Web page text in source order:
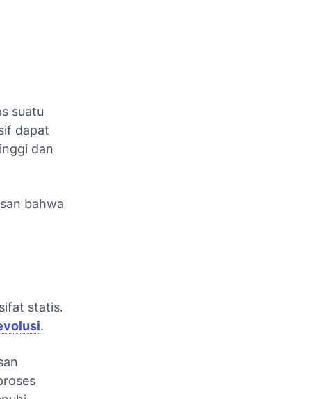
suatu
dapat
dan
bahwa
statis.
.